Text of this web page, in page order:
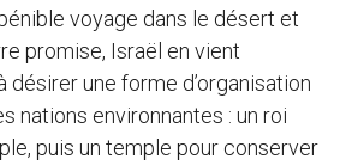
voyage dans le désert et
promise, Israël en vient
une forme d’organisation
nations environnantes : un roi
puis un temple pour conserver